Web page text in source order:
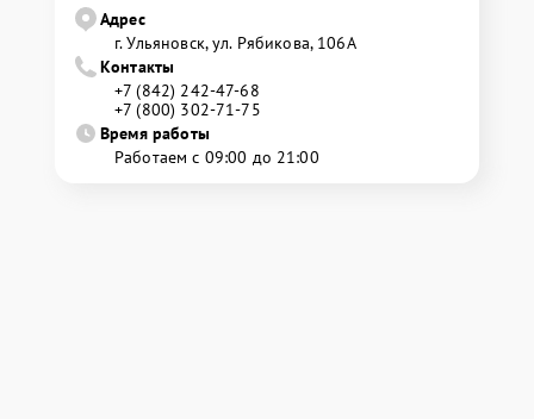
Адрес
г. Ульяновск, ул. Рябикова, 106А
Контакты
+7 (842) 242-47-68
+7 (800) 302-71-75
Время работы
Работаем с 09:00 до 21:00